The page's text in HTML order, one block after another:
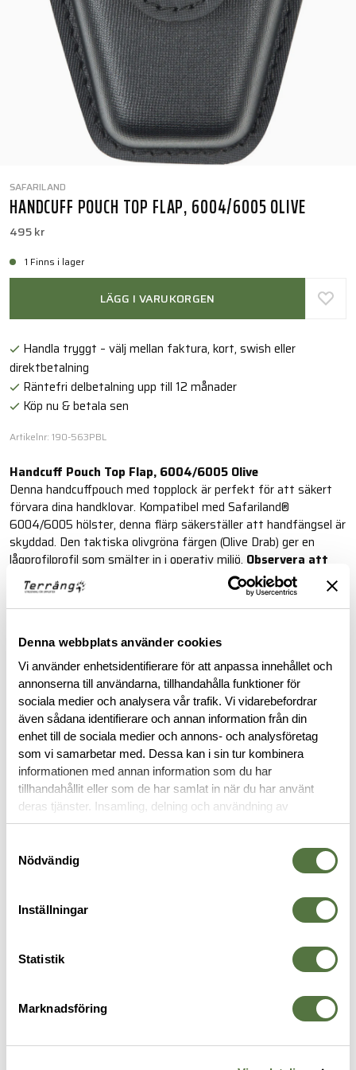
Denna webbplats använder cookies
Vi använder enhetsidentifierare för att anpassa innehållet och
annonserna till användarna, tillhandahålla funktioner för
sociala medier och analysera vår trafik. Vi vidarebefordrar
även sådana identifierare och annan information från din
enhet till de sociala medier och annons- och analysföretag
som vi samarbetar med. Dessa kan i sin tur kombinera
informationen med annan information som du har
tillhandahållit eller som de har samlat in när du har använt
deras tjänster. Insamling, delning och användning av
personuppgifter kan användas för personalisering av
Nödvändig
Inställningar
Statistik
Marknadsföring
SAFARILAND
HANDCUFF POUCH TOP FLAP, 6004/6005 OLIVE
495 kr
1 Finns i lager
LÄGG I VARUKORGEN
Handla tryggt – välj mellan faktura, kort, swish eller
direktbetalning
Räntefri delbetalning upp till 12 månader
Köp nu & betala sen
Artikelnr: 190-563PBL
Handcuff Pouch Top Flap, 6004/6005 Olive
Denna handcuffpouch med topplock är perfekt för att säkert
förvara dina handklovar. Kompatibel med Safariland®
6004/6005 hölster, denna flärp säkerställer att handfängsel är
skyddad. Den taktiska olivgröna färgen (Olive Drab) ger en
lågprofilprofil som smälter in i operativ miljö. Observera att
färgen är Olive och bilden endast är referens.
Läs mer
BESKRIVNING
RECENSIONER
OM VARUMÄRKET
FÄNGSELHÅLLARE